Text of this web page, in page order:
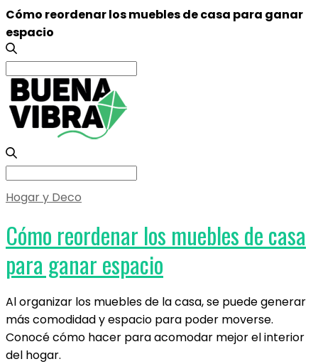
Cómo reordenar los muebles de casa para ganar
espacio
Search
for:
Search
Hogar y Deco
Cómo reordenar los muebles de casa
para ganar espacio
Al organizar los muebles de la casa, se puede generar
más comodidad y espacio para poder moverse.
Conocé cómo hacer para acomodar mejor el interior
del hogar.